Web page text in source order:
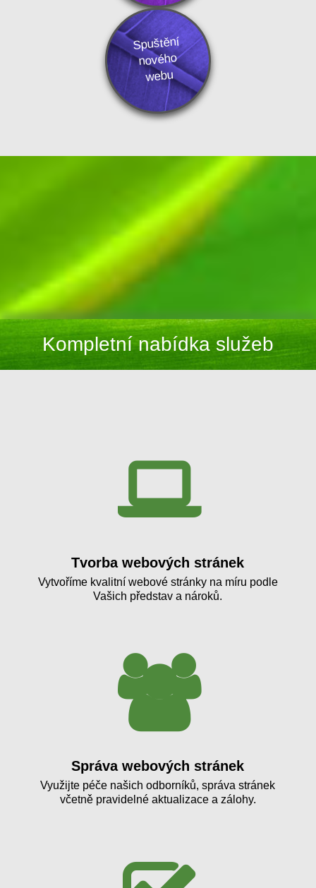
Spuštění
nového
webu
Kompletní nabídka služeb
Tvorba webových stránek
Vytvoříme kvalitní webové stránky na míru podle
Vašich představ a nároků.
Správa webových stránek
Využijte péče našich odborníků, správa stránek
včetně pravidelné aktualizace a zálohy.